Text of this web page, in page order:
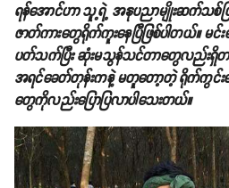
ရန်အောင်ဟာ သူ့ရဲ့ အနုပညာမျိုးဆက်သစ်ဖ
ဇာတ်ကားတွေရိုက်ကူးနေပြီဖြစ်ပါတယ်။
ပတ်သက်ပြီး ဆုံးမသွန်သင်တာတွေလည်းရှိတ
အရင်ခေတ်တုန်းကနဲ့ မတူတော့တဲ့ ရိုက်ကွင်း
တွေကိုလည်းပြောပြလာပါသေးတယ်။